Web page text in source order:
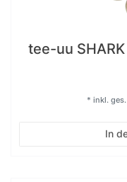
tee-uu
In
* inkl.